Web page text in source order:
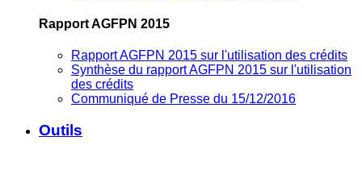
Rapport AGFPN 2015
Rapport AGFPN 2015 sur l'utilisation des crédits
Synthèse du rapport AGFPN 2015 sur l'utilisation
des crédits
Communiqué de Presse du 15/12/2016
Outils